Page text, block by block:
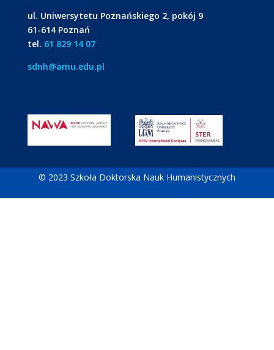
ul. Uniwersytetu Poznańskiego 2, pokój 9
61-614 Poznań
tel. 61 829 14 07
sdnh@amu.edu.pl
© 2023 Szkoła Doktorska Nauk Humanistycznych